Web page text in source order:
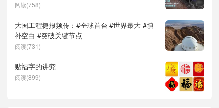
阅读(758)
大国工程捷报频传：#全球首台 #世界最大 #填
补空白 #突破关键节点
阅读(731)
贴福字的讲究
阅读(899)